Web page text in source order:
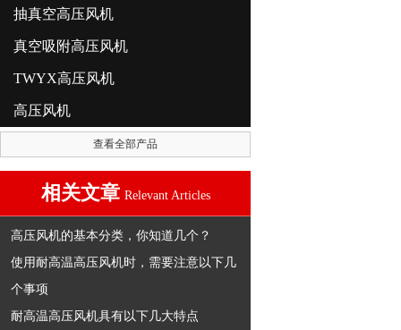
抽真空高压风机
真空吸附高压风机
TWYX高压风机
高压风机
查看全部产品
相关文章 Relevant Articles
高压风机的基本分类，你知道几个？
使用耐高温高压风机时，需要注意以下几
个事项
耐高温高压风机具有以下几大特点